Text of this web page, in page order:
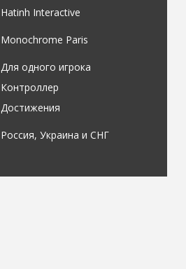
Hatinh Interactive
Monochrome Paris
Для одного игрока
Контроллер
Достижения
Россия, Украина и СНГ